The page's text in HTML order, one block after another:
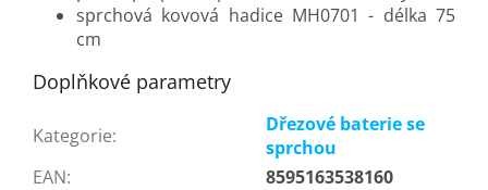
sprchová kovová hadice MH0701 - délka 75
cm
Doplňkové parametry
Kategorie:
Dřezové baterie se
sprchou
EAN:
8595163538160